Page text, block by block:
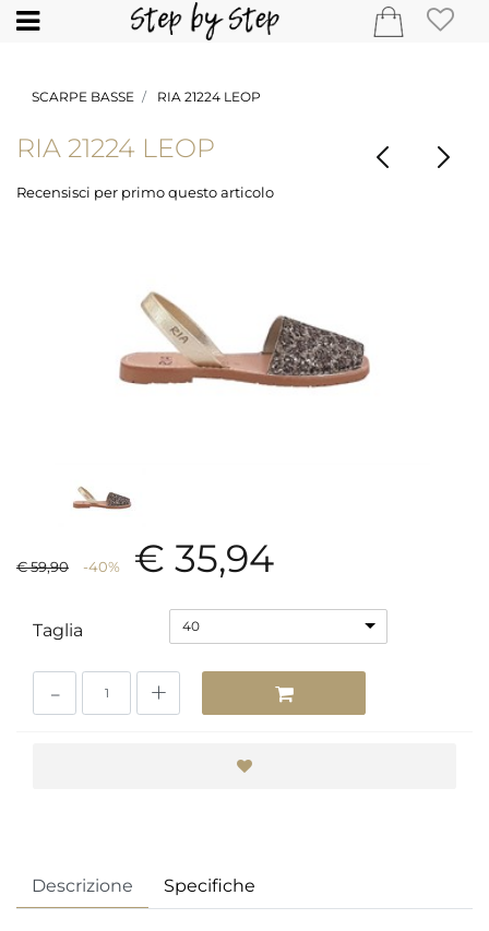
Open
SCARPE BASSE RIA 21224 LEOP
RIA 21224 LEOP
Recensisci per primo questo articolo
€ 59,90 -40% € 35,94
Taglia 40
Descrizione Specifiche